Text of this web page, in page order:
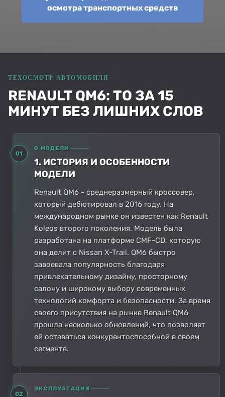
осмотра транспортных средств
RENAULT QM6: ТО ЗА 15
МИНУТ БЕЗ ЛИШНИХ СЛОВ
01
О МОДЕЛИ
1. ИСТОРИЯ И ОСОБЕННОСТИ
МОДЕЛИ
Renault QM6 - среднеразмерный кроссовер,
который дебютировал в 2016 году. На
международном рынке он известен как Renault
Koleos второго поколения. Модель была
разработана на платформе CMF-CD, которую
она делит с Nissan X-Trail. QM6 быстро
завоевала популярность благодаря
привлекательному дизайну, просторному
салону и широкому выбору современных
технологий комфорта и безопасности. За время
своего присутствия на рынке Renault QM6
прошла несколько обновлений, что позволяет
ей оставаться конкурентоспособной в своем
сегменте.
02
ЭКСПЛУАТАЦИЯ